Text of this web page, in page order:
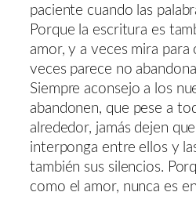
paciente cuando las
Porque la escritura es
amor, y a veces mira
veces parece no
Siempre aconsejo a los
abandonen, que pese a
alrededor, jamás dejen
interponga entre ellos y
también sus silencios.
como el amor, nunca es